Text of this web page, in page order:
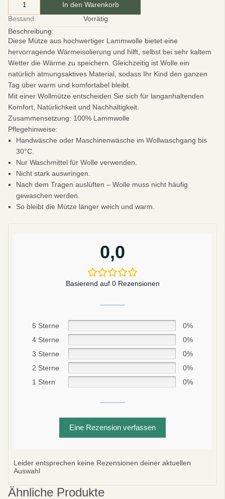
10% SPAREN
In den Warenkorb
Bestand:
Vorrätig
Beschreibung:
Diese Mütze aus hochwertiger Lammwolle bietet eine
hervorragende Wärmeisolierung und hilft, selbst bei sehr kaltem
Wetter die Wärme zu speichern. Gleichzeitig ist Wolle ein
natürlich atmungsaktives Material, sodass Ihr Kind den ganzen
Tag über warm und komfortabel bleibt.
Mit einer Wollmütze entscheiden Sie sich für langanhaltenden
Komfort, Natürlichkeit und Nachhaltigkeit.
Zusammensetzung: 100% Lammwolle
Pflegehinweise:
Handwäsche oder Maschinenwäsche im Wollwaschgang bis
30°C.
Nur Waschmittel für Wolle verwenden.
Nicht stark auswringen.
Nach dem Tragen auslüften – Wolle muss nicht häufig
gewaschen werden.
So bleibt die Mütze länger weich und warm.
0,0
Basierend auf 0 Rezensionen
5 Sterne
0%
4 Sterne
0%
3 Sterne
0%
2 Sterne
0%
1 Stern
0%
Eine Rezension verfassen
Leider entsprechen keine Rezensionen deiner aktuellen
Auswahl
Ähnliche Produkte